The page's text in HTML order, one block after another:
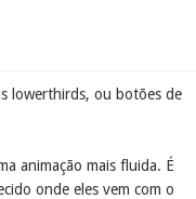
lowerthirds, ou botões de
animação mais fluida. É
onde eles vem com o